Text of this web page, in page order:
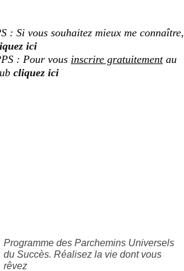
: Si vous souhaitez mieux me connaître,
ici
: Pour vous inscrire gratuitementau
cliquez ici
Programme des Parchemins Universels
du Succès. Réalisez la vie dont vous
rêvez